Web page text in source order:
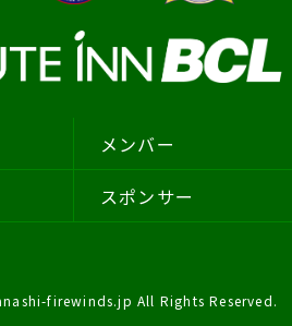
メンバー
スポンサー
firewinds.jp All Rights Reserved.